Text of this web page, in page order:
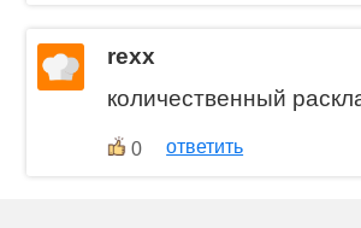
rexx
количественный
0 ответить